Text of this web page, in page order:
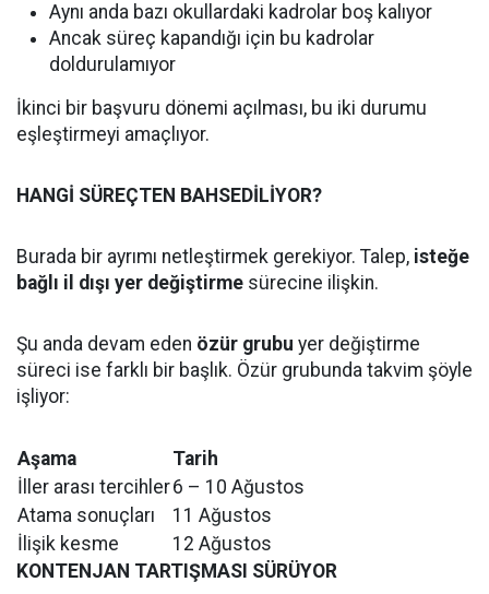
Aynı anda bazı okullardaki kadrolar boş kalıyor
Ancak süreç kapandığı için bu kadrolar
doldurulamıyor
İkinci bir başvuru dönemi açılması, bu iki durumu
eşleştirmeyi amaçlıyor.
HANGİ SÜREÇTEN BAHSEDİLİYOR?
Burada bir ayrımı netleştirmek gerekiyor. Talep, isteğe
bağlı il dışı yer değiştirme sürecine ilişkin.
Şu anda devam eden özür grubu yer değiştirme
süreci ise farklı bir başlık. Özür grubunda takvim şöyle
işliyor:
Aşama
Tarih
İller arası tercihler6 – 10 Ağustos
Atama sonuçları
11 Ağustos
İlişik kesme
12 Ağustos
KONTENJAN TARTIŞMASI SÜRÜYOR